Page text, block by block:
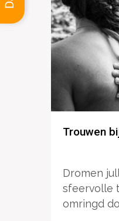
Trouwen
Dromen
sfeervolle
omringd